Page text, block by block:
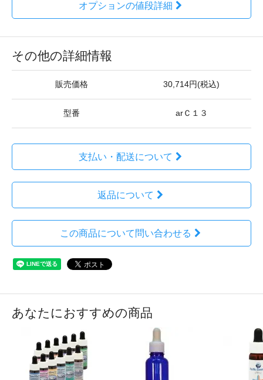
オプションの値段詳細
その他の詳細情報
販売価格 30,714円(税込)
型番 arＣ１３
支払い・配送について
返品について
この商品について問い合わせる
あなたにおすすめの商品